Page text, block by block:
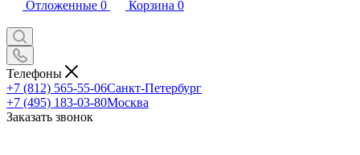
Отложенные 0 Корзина 0
Телефоны
+7 (812) 565-55-06Санкт-Петербург
+7 (495) 183-03-80Москва
Заказать звонок